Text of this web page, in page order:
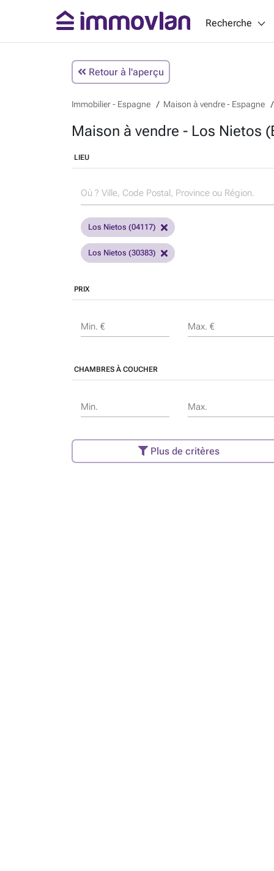
Recherche
Retour à l'aperçu
Immobilier - Espagne Maison à vendre - Espagne
Maison à vendre - Los Nietos
LIEU
Los Nietos (04117)
Los Nietos (30383)
PRIX
Min. € Max. €
CHAMBRES À COUCHER
Min. Max.
Plus de critères